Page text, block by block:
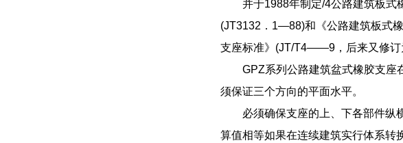
并于1988年制定/4公路建筑板式
(JT3132．1—88)和《公路建筑板式
支座标准》(JT/T4——9，后来又修订
GPZ系列公路建筑盆式橡胶支座
须保证三个方向的平面水平。
必须确保支座的上、下各部件纵
算值相等如果在连续建筑实行体系转